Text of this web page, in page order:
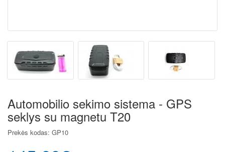
Automobilio sekimo sistema - GPS
seklys su magnetu T20
Prekės kodas: GP10